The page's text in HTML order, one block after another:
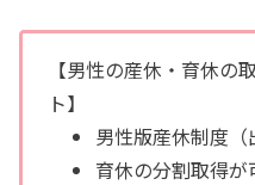
【男性の産休・育休の
ト】
男性版産休制度
育休の分割取得が